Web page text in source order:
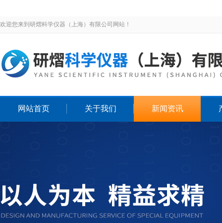
欢迎您来到研熠科学仪器（上海）有限公司网站！
网站首页 关于我们 新闻资讯